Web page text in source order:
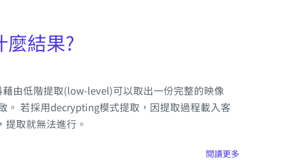
結果?
由低階提取(low-level)可以取出一份完整的映像
。 若採用decrypting模式提取，因提取過程載入客
取就無法進行。
閱讀更多